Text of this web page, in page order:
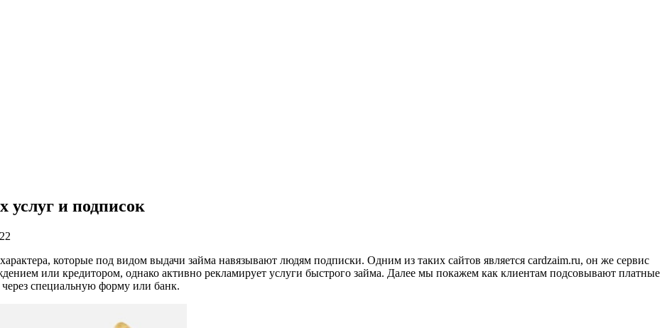
услуг и подписок
которые под видом выдачи займа навязывают людям подписки. Одним из таких сайтов является cardzaim.ru, он же сервис
или кредитором, однако активно рекламирует услуги быстрого займа. Далее мы покажем как клиентам подсовывают платные
специальную форму или банк.